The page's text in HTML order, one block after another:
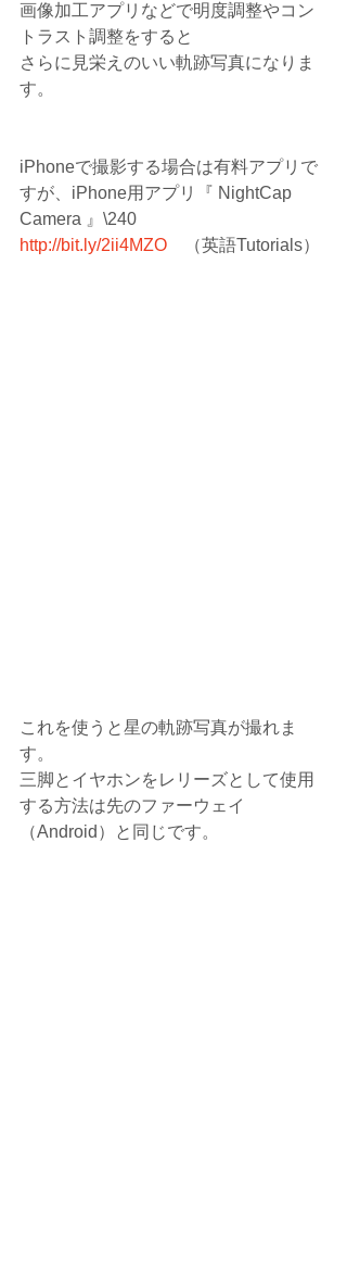
画像加工アプリなどで明度調整やコン
トラスト調整をすると
さらに見栄えのいい軌跡写真になりま
す。
iPhoneで撮影する場合は有料アプリで
すが、iPhone用アプリ『 NightCap
Camera 』\240
http://bit.ly/2ii4MZO （英語Tutorials）
これを使うと星の軌跡写真が撮れま
す。
三脚とイヤホンをレリーズとして使用
する方法は先のファーウェイ
（Android）と同じです。